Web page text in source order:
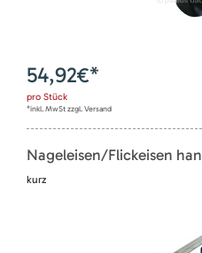
54,92€*
pro Stück
*inkl. MwSt zzgl. Versand
Nageleisen/Flickeisen
kurz